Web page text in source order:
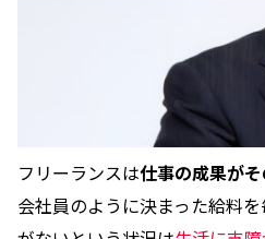
フリーランスは仕事の成果が
会社員のように決まった給料